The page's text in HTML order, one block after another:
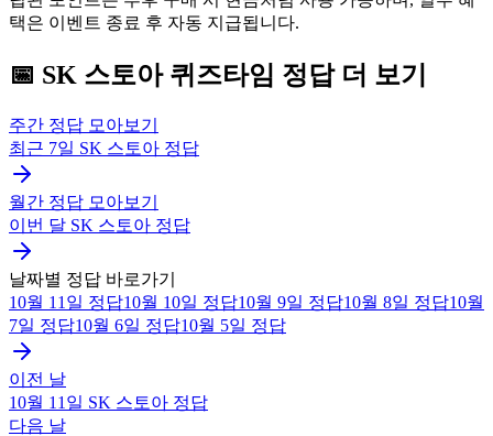
택은 이벤트 종료 후 자동 지급됩니다.
📅 SK 스토아 퀴즈타임 정답 더 보기
주간 정답 모아보기
최근 7일 SK 스토아 정답
월간 정답 모아보기
이번 달 SK 스토아 정답
날짜별 정답 바로가기
10월 11일 정답10월 10일 정답10월 9일 정답10월 8일 정답10월
7일 정답10월 6일 정답10월 5일 정답
이전 날
10월 11일 SK 스토아 정답
다음 날